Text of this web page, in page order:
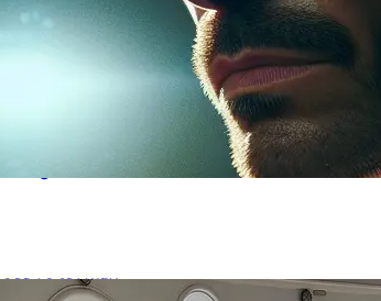
november 11, 2025• Fodboldispanien.dk
Kan en FBI-agent og en koldblodig terrorist
adrenalindrevne 90’er-klassiker Face/Off gør
OPDAG SPANIEN